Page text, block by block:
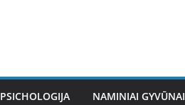
PSICHOLOGIJA NAMINIAI GYVŪNAI